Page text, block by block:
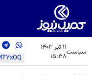
سیاست
11 تیر 1403
15:38